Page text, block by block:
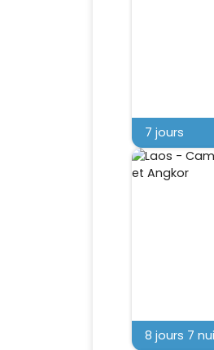
7 jours
8 jours 7